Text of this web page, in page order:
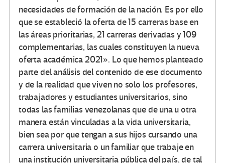
necesidades de formación de la nación. Es por ello
que se estableció la oferta de 15 carreras base en
las áreas prioritarias, 21 carreras derivadas y 109
complementarias, las cuales constituyen la nueva
oferta académica 2021». Lo que hemos planteado
parte del análisis del contenido de ese documento
y de la realidad que viven no solo los profesores,
trabajadores y estudiantes universitarios, sino
todas las familias venezolanas que de una u otra
manera están vinculadas a la vida universitaria,
bien sea por que tengan a sus hijos cursando una
carrera universitaria o un familiar que trabaje en
una institución universitaria pública del país, de tal